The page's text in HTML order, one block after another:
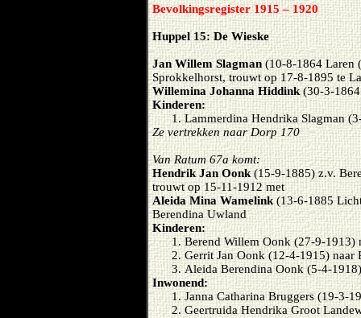
Bevolkingsregister 1915 – 1920
Huppel 15: De Wieske
Jan Willem Slagman(10-8-1864 Laren
Sprokkelhorst, trouwt op 17-8-1895 te
Willemina Johanna Hiddink(30-3-1864
Kinderen:
Lammerdina Hendrika Slagman
Ze vertrekken naar Dorp 170
Van Ratum 67a komt:
Hendrik Jan Oonk(15-9-1885) z.v.
trouwt op 15-11-1912 met
Aleida Mina Wamelink(13-6-1885
Berendina Uwland
Kinderen:
Berend Willem Oonk (27-9-1913)
Gerrit Jan Oonk (12-4-1915) naar
Aleida Berendina Oonk (5-4-
Inwonend:
Janna Catharina Bruggers (19-3-
Geertruida Hendrika Groot